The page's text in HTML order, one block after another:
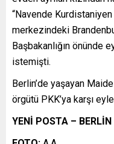
“Navende
merkezindeki
Başbakanlığın önünde
istemişti.
Berlin’de yaşayan
örgütü PKK’ya karşı
YENİ POSTA – BERLİN